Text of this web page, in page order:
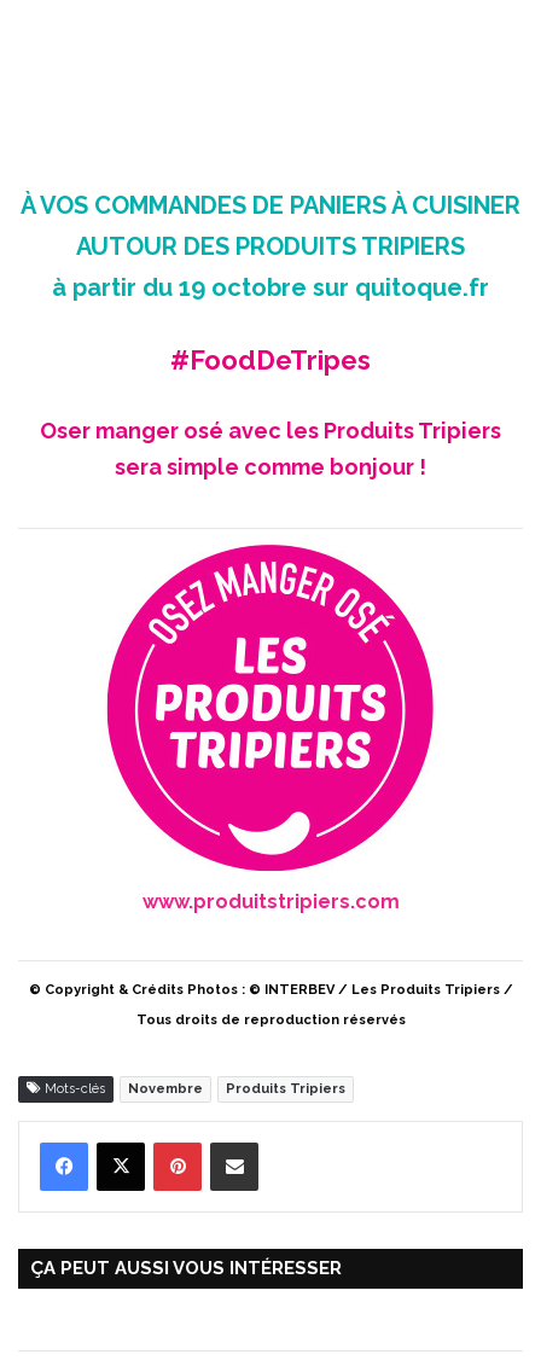
À VOS COMMANDES DE PANIERS À CUISINER
AUTOUR DES PRODUITS TRIPIERS
à partir du 19 octobre sur quitoque.fr
#FoodDeTripes
Oser manger osé avec les Produits Tripiers
sera simple comme bonjour !
www.produitstripiers.com
© Copyright & Crédits Photos : © INTERBEV / Les Produits Tripiers /
Tous droits de reproduction réservés
Mots-clés Novembre Produits Tripiers
ÇA PEUT AUSSI VOUS INTÉRESSER